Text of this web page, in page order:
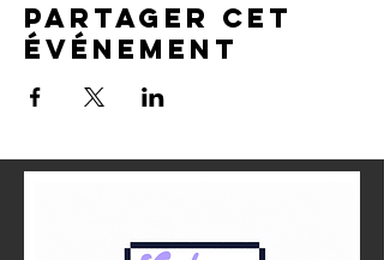
Partager cet
événement